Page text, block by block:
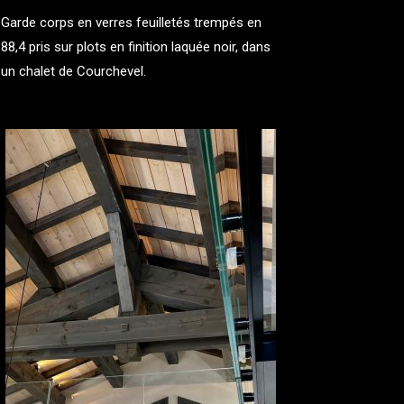
Garde corps en verres feuilletés trempés en
88,4 pris sur plots en finition laquée noir, dans
un chalet de Courchevel.